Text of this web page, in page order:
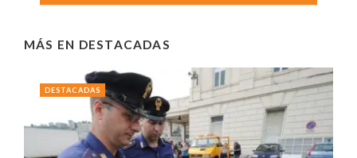
MÁS EN DESTACADAS
DESTACADAS